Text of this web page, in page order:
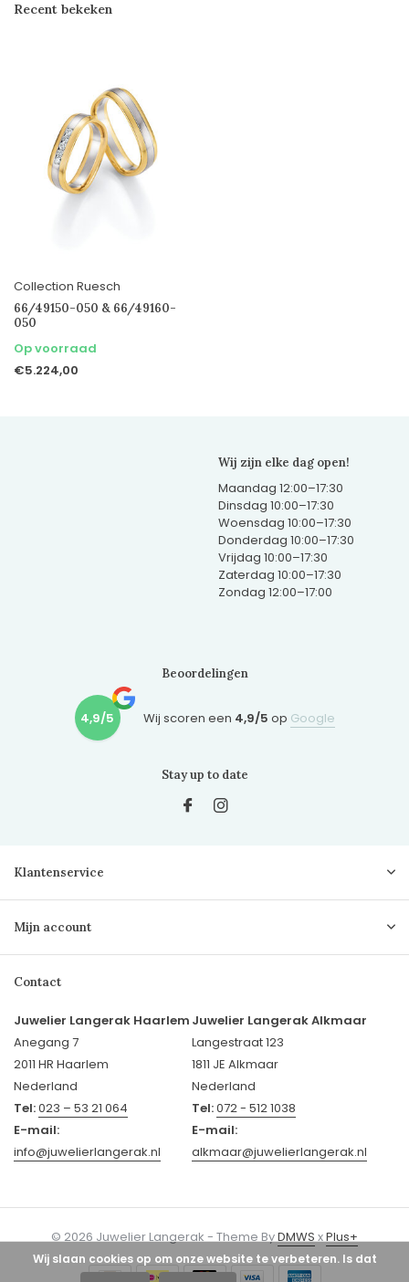
Recent bekeken
Collection Ruesch
66/49150-050 & 66/49160-
050
Op voorraad
€5.224,00
Wij zijn elke dag open!
Maandag 12:00–17:30
Dinsdag 10:00–17:30
Woensdag 10:00–17:30
Donderdag 10:00–17:30
Vrijdag 10:00–17:30
Zaterdag 10:00–17:30
Zondag 12:00–17:00
Beoordelingen
4,9/5 Wij scoren een 4,9/5 op Google
Stay up to date
Klantenservice
Mijn account
Contact
Juwelier Langerak Haarlem
Anegang 7
2011 HR Haarlem
Nederland
Tel:023 – 53 21 064
E-mail:
info@juwelierlangerak.nl
Juwelier Langerak Alkmaar
Langestraat 123
1811 JE Alkmaar
Nederland
Tel:072 - 512 1038
E-mail:
alkmaar@juwelierlangerak.nl
© 2026 Juwelier Langerak - Theme ByDMWSxPlus+
Wij slaan cookies op om onze website te verbeteren. Is dat